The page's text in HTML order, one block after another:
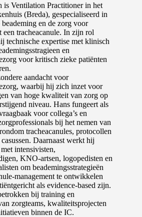
is Ventilation Practitioner in het
(Breda), gespecialiseerd in
beademing en de zorg voor
een tracheacanule. In zijn rol
technische expertise met klinisch
en
voor kritisch zieke patiënten
aandacht voor
waarbij hij zich inzet voor
van hoge kwaliteit van zorg op
niveau. Hans fungeert als
voor collega’s en
bij het nemen van
tracheacanules, protocollen
Daarnaast werkt hij
intensivisten,
KNO-artsen, logopedisten en
om beademingsstrategieën
management te ontwikkelen
als evidence‑based zijn.
bij training en
zorgteams, kwaliteitsprojecten
binnen de IC.